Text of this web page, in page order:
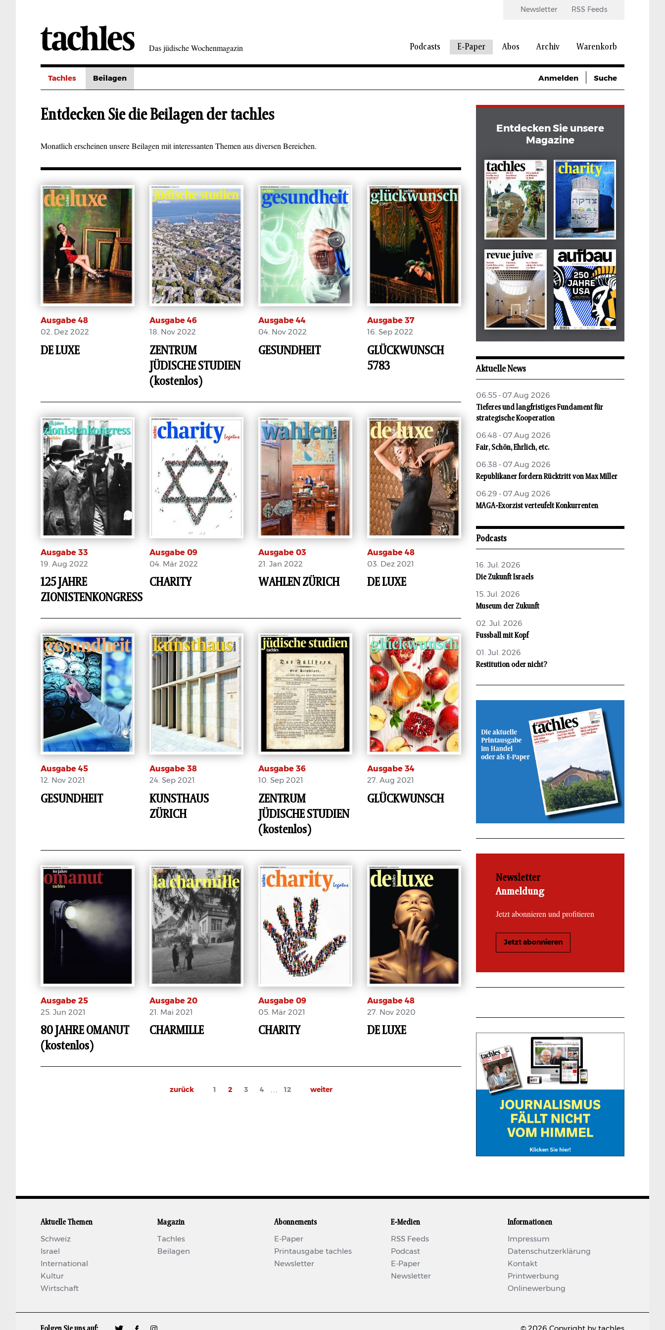
Das jüdische Wochenmagazin
Newsletter RSS Feeds
Podcasts E-Paper Abos Archiv Warenkorb
Tachles Beilagen Anmelden Suche
Entdecken Sie die Beilagen der tachles
Monatlich erscheinen unsere Beilagen mit interessanten Themen aus diversen Bereichen.
Ausgabe 48
02. Dez 2022
DE LUXE
E-Paper
Ausgabe 46
18. Nov 2022
ZENTRUM
JÜDISCHE STUDIEN
(kostenlos)
Ausgabe 44
04. Nov 2022
GESUNDHEIT
Ausgabe 37
16. Sep 2022
GLÜCKWUNSCH
5783
E-Paper
Ausgabe 33
19. Aug 2022
125 JAHRE
ZIONISTENKONGRESS
Ausgabe 09
04. Mär 2022
CHARITY
Ausgabe 03
21. Jan 2022
WAHLEN ZÜRICH
Ausgabe 48
03. Dez 2021
DE LUXE
Ausgabe 45
12. Nov 2021
GESUNDHEIT
E-Paper
Ausgabe 38
24. Sep 2021
KUNSTHAUS
ZÜRICH
E-Paper
Ausgabe 36
10. Sep 2021
ZENTRUM
JÜDISCHE STUDIEN
(kostenlos)
Ausgabe 34
27. Aug 2021
GLÜCKWUNSCH
E-Paper
Ausgabe 25
25. Jun 2021
80 JAHRE OMANUT
(kostenlos)
Ausgabe 20
21. Mai 2021
CHARMILLE
Ausgabe 09
05. Mär 2021
CHARITY
Ausgabe 48
27. Nov 2020
DE LUXE
Previous
zurück Page
1
Current
2 Page
3 Page
4 … Page
12
Next
weiter
Entdecken Sie unsere
Magazine
Dezember 2024
tachles
März 2026
Beilage
Mai 2026 Mai 2026
Aktuelle News
06:55 - 07.Aug 2026
Tieferes und langfristiges Fundament für
strategische Kooperation
06:48 - 07.Aug 2026
Fair, Schön, Ehrlich, etc.
06:38 - 07.Aug 2026
Republikaner fordern Rücktritt von Max Miller
06:29 - 07.Aug 2026
MAGA-Exorzist verteufelt Konkurrenten
Podcasts
16. Jul. 2026
Die Zukunft Israels
15. Jul. 2026
Museum der Zukunft
02. Jul. 2026
Fussball mit Kopf
01. Jul. 2026
Restitution oder nicht?
Newsletter
Anmeldung
Jetzt abonnieren und profitieren
Jetzt abonnieren
Aktuelle Themen
Schweiz
Israel
International
Kultur
Wirtschaft
Magazin
Tachles
Beilagen
Abonnements
E-Paper
Printausgabe tachles
Newsletter
E-Medien
RSS Feeds
Podcast
E-Paper
Newsletter
Informationen
Impressum
Datenschutzerklärung
Kontakt
Printwerbung
Onlinewerbung